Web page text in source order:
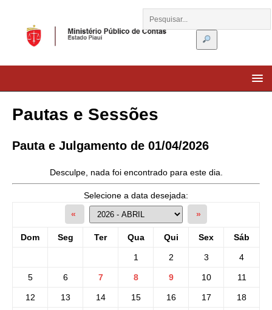
Pautas e Sessões
Pauta e Julgamento de 01/04/2026
Desculpe, nada foi encontrado para este dia.
Selecione a data desejada:
«
»
Dom Seg Ter Qua Qui Sex Sáb
1 2 3 4
5 6 7 8 9 10 11
12 13 14 15 16 17 18